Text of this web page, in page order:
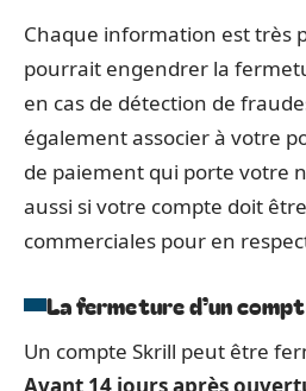
Chaque information est très
pourrait engendrer la
en cas de détection de
également associer à votre
de paiement qui porte votre
aussi si votre compte doit
commerciales pour en
La fermeture d’un
Un compte Skrill peut être
Avant 14 jours après